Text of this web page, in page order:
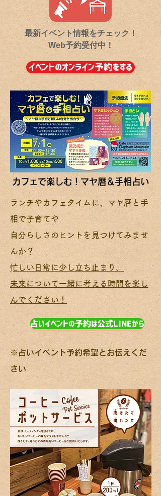
最新イベント情報をチェック！
​Web予約受付中！
イベントのオンライン予約をする
カフェで楽しむ！マヤ暦＆手相占い
カフェで楽しむ！マヤ暦＆手相占い
ランチやカフェタイムに、マヤ暦と手
相で子育てや
自分らしさのヒントを見つけてみませ
んか？
​忙しい日常に少し立ち止まり、
未来について一緒に考える時間を楽し
んでください！
占いイベントの予約は公式LINEから
※占いイベント予約希望とお伝えくだ
さい